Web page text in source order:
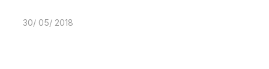
30/ 05/ 2018